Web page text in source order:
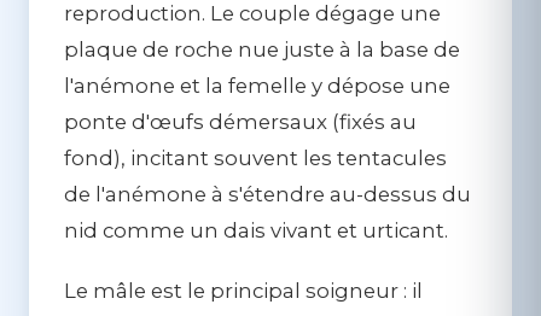
reproduction. Le couple dégage une
plaque de roche nue juste à la base de
l'anémone et la femelle y dépose une
ponte d'œufs démersaux (fixés au
fond), incitant souvent les tentacules
de l'anémone à s'étendre au-dessus du
nid comme un dais vivant et urticant.
Le mâle est le principal soigneur: il